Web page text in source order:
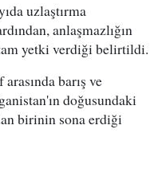
uzlaştırma
anlaşmazlığın
yetki verdiği belirtildi.
barış ve
doğusundaki
birinin sona erdiği